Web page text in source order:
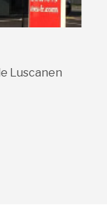
Luscanen